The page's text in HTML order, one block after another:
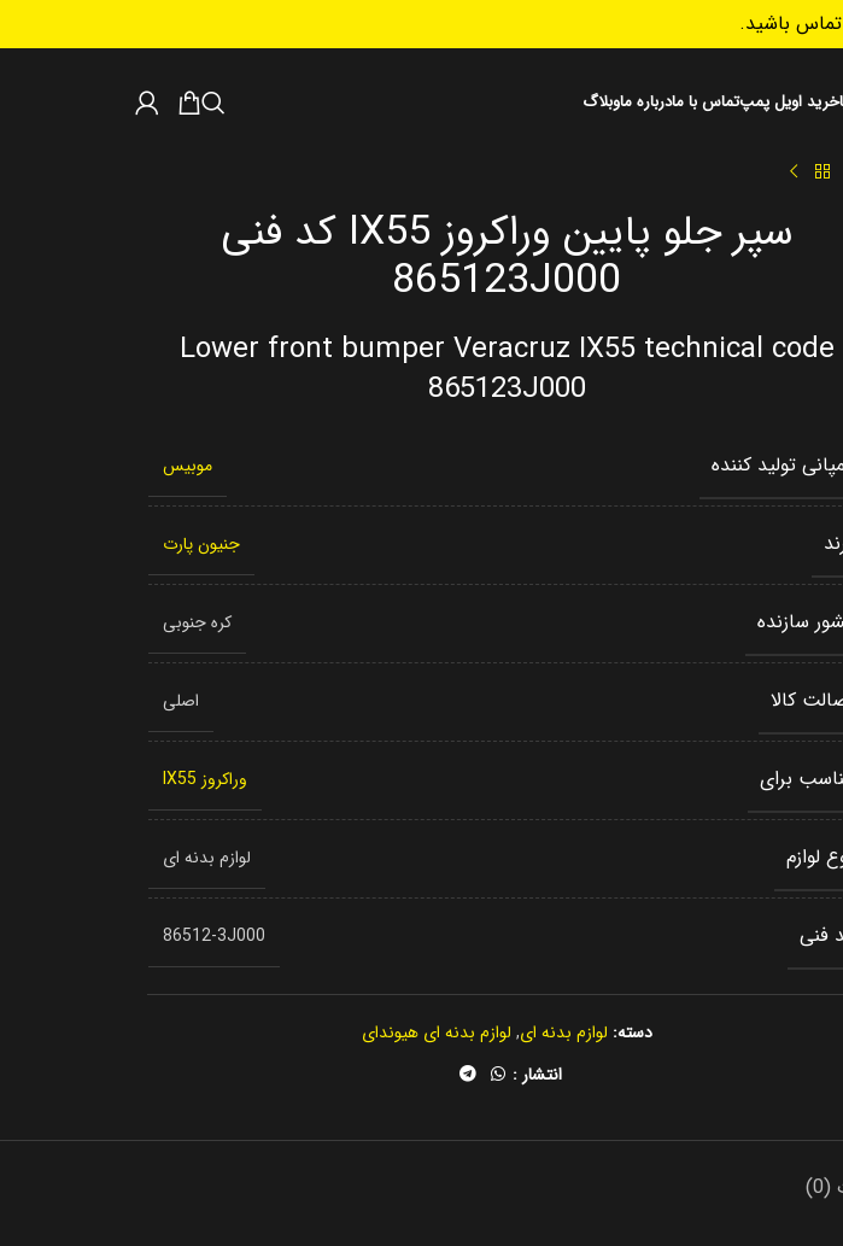
باشید.
خرید اویل پمپتماس با مادرباره ماوبلاگ
سپر جلو پایین وراکروز IX55 کد فنی
865123J000
Lower front bumper Veracruz IX55 technical code
865123J000
تولید کننده موبیس
جنیون پارت
سازنده کره جنوبی
کالا اصلی
برای وراکروز IX55
لوازم لوازم بدنه ای
فنی 86512-3J000
دسته: لوازم بدنه ای, لوازم بدنه ای هیوندای
انتشار :